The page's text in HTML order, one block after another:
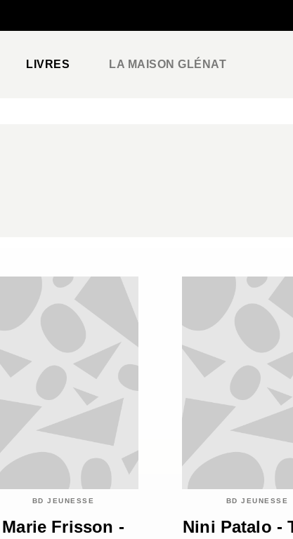
LIVRES LA MAISON GLÉNAT
BD JEUNESSE
Marie Frisson -
BD JEUNESSE
Nini Patalo -